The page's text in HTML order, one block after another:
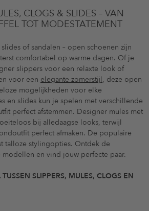
CLOGS & SLIDES – VAN
TOT MODESTATEMENT
of sandalen – open schoenen zijn
comfortabel op warme dagen. Of je
slippers voor een relaxte look of
voor een elegante zomerstijl, deze open
mogelijkheden voor elke
en slides kun je spelen met verschillende
perfect afstemmen. Designer mules met
bij alledaagse looks, terwijl
perfect afmaken. De populaire
talloze stylingopties. Ontdek de
modellen en vind jouw perfecte paar.
SLIPPERS, MULES, CLOGS EN